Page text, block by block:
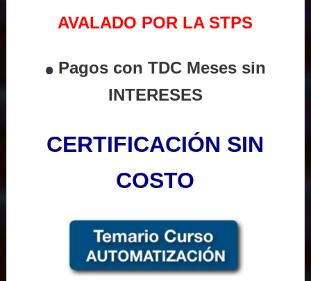
AVALADO POR LA STPS
Pagos con TDC Meses sin
INTERESES
CERTIFICACIÓN SIN
COSTO